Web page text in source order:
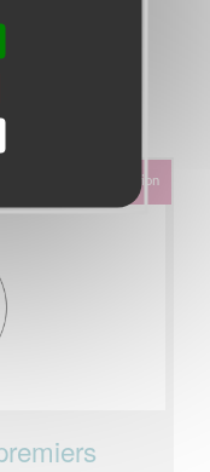
dans le
Éducation & Formation